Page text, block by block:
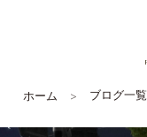
ホーム ブログ一覧